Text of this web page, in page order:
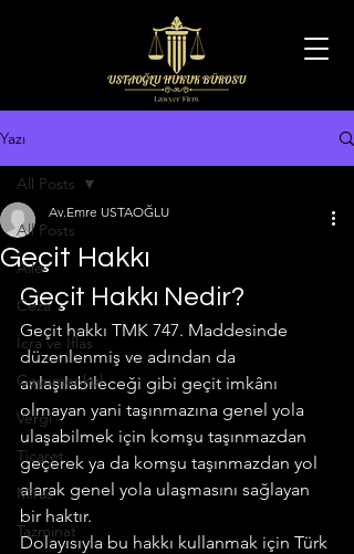
Yazı
All Posts
Aile
Ceza
İcra ve İflas
Gayrimenkul
Vergi
Ticaret
Miras
Tazminat
All Posts
Geçit Hakkı
Av.Emre USTAOĞLU
Geçit Hakkı Nedir?
Geçit hakkı TMK 747. Maddesinde
düzenlenmiş ve adından da
anlaşılabileceği gibi geçit imkânı
olmayan yani taşınmazına genel yola
ulaşabilmek için komşu taşınmazdan
geçerek ya da komşu taşınmazdan yol
alarak genel yola ulaşmasını sağlayan
bir haktır.
Dolayısıyla bu hakkı kullanmak için Türk